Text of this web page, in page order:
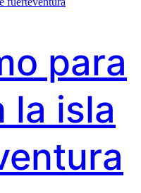
para
la isla